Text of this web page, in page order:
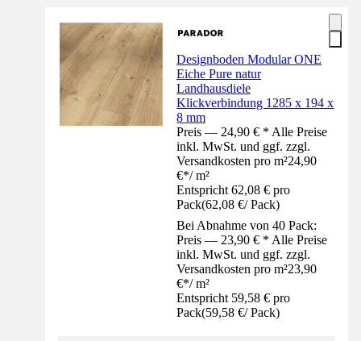
Designboden Modular ONE
Eiche Pure natur
Landhausdiele
Klickverbindung 1285 x 194 x
8 mm
Preis — 24,90 € * Alle Preise
inkl. MwSt. und ggf. zzgl.
Versandkosten pro m²24,90
€*/ m²
Entspricht 62,08 € pro
Pack(62,08 €/ Pack)
Bei Abnahme von 40 Pack:
Preis — 23,90 € * Alle Preise
inkl. MwSt. und ggf. zzgl.
Versandkosten pro m²23,90
€*/ m²
Entspricht 59,58 € pro
Pack(59,58 €/ Pack)